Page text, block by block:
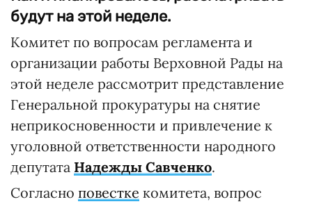
будут на этой неделе.
Комитет по вопросам регламента и
организации работы Верховной Рады на
этой неделе рассмотрит представление
Генеральной прокуратуры на снятие
неприкосновенности и привлечение к
уголовной ответственности народного
депутата Надежды Савченко.
Согласно повестке комитета, вопрос